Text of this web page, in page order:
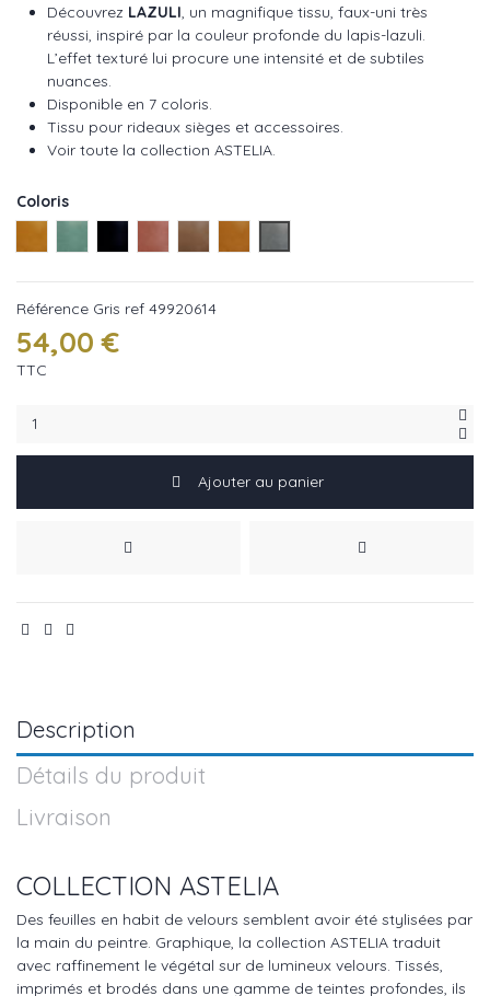
Découvrez LAZULI , un magnifique tissu, faux-uni très
réussi, inspiré par la couleur profonde du lapis-lazuli.
L’effet texturé lui procure une intensité et de subtiles
nuances.
Disponible en 7 coloris.
Tissu pour rideaux sièges et accessoires.
Voir toute la collection ASTELIA
Coloris
Celadon ref 49921220
Encre ref 49920816
Rose ref 49921624
Marron ref 49920412
Référence Gris ref 49920614
54,00 €
TTC
Ajouter au panier
Description
Détails du produit
Livraison
COLLECTION ASTELIA
Des feuilles en habit de velours semblent avoir été stylisées par
la main du peintre. Graphique, la collection ASTELIA traduit
avec raffinement le végétal sur de lumineux velours. Tissés,
imprimés et brodés dans une gamme de teintes profondes, ils